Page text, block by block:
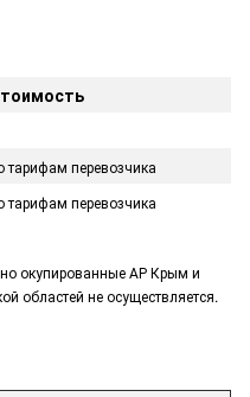
тарифам перевозчика
тарифам перевозчика
окупированные АР Крым и
областей не осуществляется.